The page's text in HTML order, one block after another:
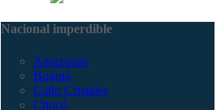
Nacional imperdible
Amazonas
Bogotá
Caño Cristales
Chocó